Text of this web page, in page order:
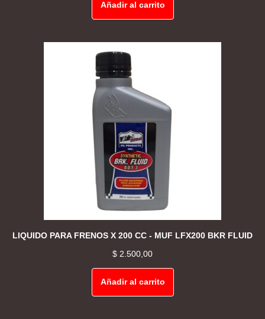
Añadir al carrito
LIQUIDO PARA FRENOS X 200 CC - MUF LFX200 BKR FLUID
$ 2.500,00
Añadir al carrito